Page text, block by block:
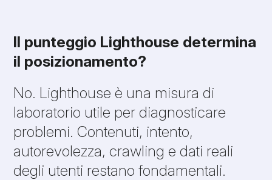
Il punteggio Lighthouse determina
il posizionamento?
No. Lighthouse è una misura di
laboratorio utile per diagnosticare
problemi. Contenuti, intento,
autorevolezza, crawling e dati reali
degli utenti restano fondamentali.